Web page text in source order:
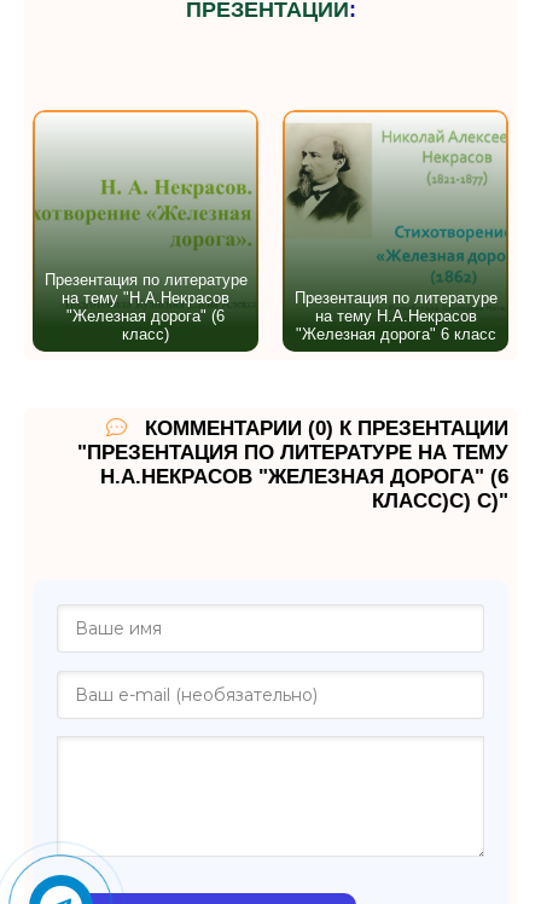
ПРЕЗЕНТАЦИИ:
Презентация по литературе
на тему "Н.А.Некрасов
"Железная дорога" (6
класс)
Презентация по литературе
на тему Н.А.Некрасов
"Железная дорога" 6 класс
КОММЕНТАРИИ (0) К ПРЕЗЕНТАЦИИ
"ПРЕЗЕНТАЦИЯ ПО ЛИТЕРАТУРЕ НА ТЕМУ
Н.А.НЕКРАСОВ "ЖЕЛЕЗНАЯ ДОРОГА" (6
КЛАСС)С) С)"